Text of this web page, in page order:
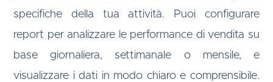
specifiche della tua attività. Puoi configurare
report per analizzare le performance di vendita su
base giornaliera, settimanale o mensile, e
visualizzare i dati in modo chiaro e comprensibile.